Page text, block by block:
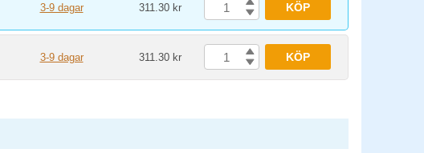
3-9 dagar 311.30 kr KÖP
3-9 dagar 311.30 kr KÖP